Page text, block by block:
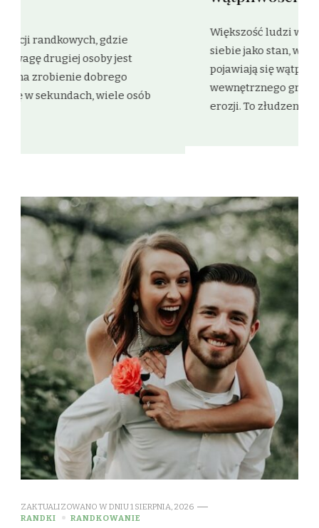
Większość ludzi wyobraża sobie pewność
siebie jako stan, w którym nigdy nie
pojawiają się wątpliwości – jako rodzaj
wewnętrznego granitu, niepodlegającego
ZAKTUALIZOWANO W DNIU1 SIERPNIA, 2026
RANDKI
RANDKOWANIE